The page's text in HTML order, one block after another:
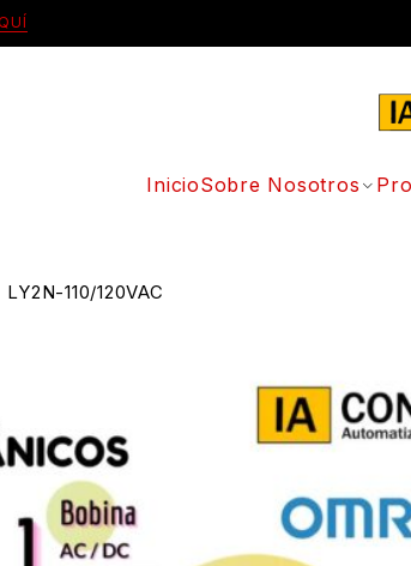
InicioSobre Nosotros
LY2N-110/120VAC